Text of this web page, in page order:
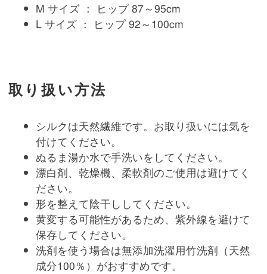
M サイズ ： ヒップ 87～95cm
L サイズ ： ヒップ 92～100cm
取り扱い方法
シルクは天然繊維です。お取り扱いには気を
付けてください。
ぬるま湯か水で手洗いをしてください。
漂白剤、乾燥機、柔軟剤のご使用は避けてく
ださい。
形を整えて陰干ししてください。
黄変する可能性があるため、紫外線を避けて
保存してください。
洗剤を使う場合は無添加洗濯用竹洗剤（天然
成分100％）がおすすめです。